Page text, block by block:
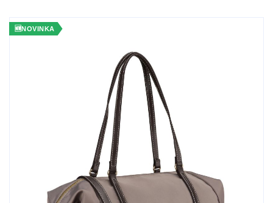
🆕NOVINKA